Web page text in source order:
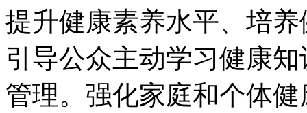
提升健康素养水平、培
引导公众主动学习健康
管理。强化家庭和个体